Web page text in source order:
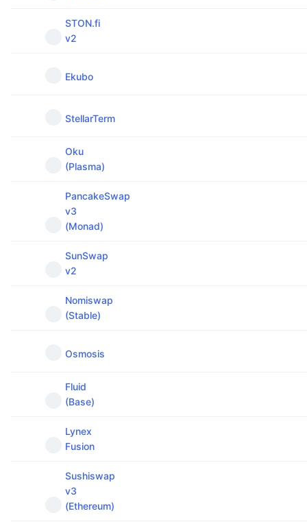
STON.fi
v2
Ekubo
StellarTerm
Oku
(Plasma)
PancakeSwap
v3
(Monad)
SunSwap
v2
Nomiswap
(Stable)
Osmosis
Fluid
(Base)
Lynex
Fusion
Sushiswap
v3
(Ethereum)